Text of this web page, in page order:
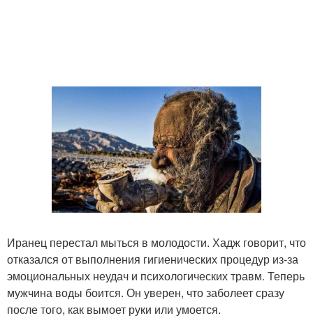
Иранец перестал мыться в молодости. Хадж говорит, что
отказался от выполнения гигиенических процедур из-за
эмоциональных неудач и психологических травм. Теперь
мужчина воды боится. Он уверен, что заболеет сразу
после того, как вымоет руки или умоется.